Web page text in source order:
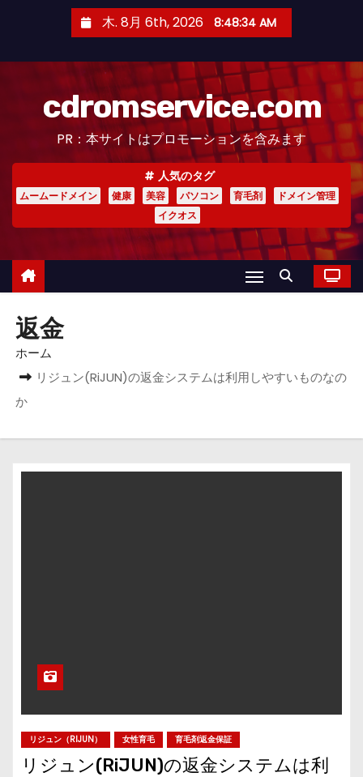
木. 8月 6th, 2026 8:48:35 AM
cdromservice.com
PR：本サイトはプロモーションを含みます
人気のタグ
ムームードメイン 健康 美容 パソコン 育毛剤
ドメイン管理
イクオス
返金
ホーム
リジュン(RiJUN)の返金システムは利用しやすいものなの
か
リジュン（RIJUN） 女性育毛 育毛剤返金保証
リジュン(RiJUN)の返金システムは利